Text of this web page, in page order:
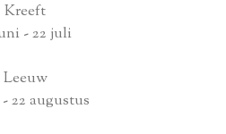
Kreeft
- 22 juli
Leeuw
22 augustus